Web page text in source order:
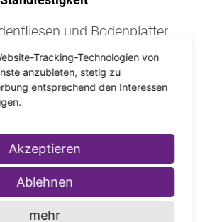
und Bodenplatten,
auf dem Markt sind,
untersucht.
die Bodenfliesen
zugeordnet,
erkennen können, ob die
für den vorgesehenen
ist oder nicht. Sie sind
und
Sortiment verfügbar,
Tracking-Technologien von
anzubieten, stetig zu
entsprechend den Interessen
Akzeptieren
Ablehnen
mehr